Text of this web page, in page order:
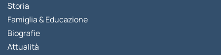
Storia
Famiglia & Educazione
Biografie
Attualità